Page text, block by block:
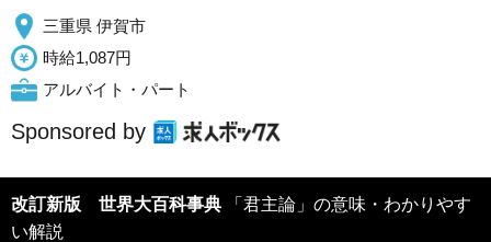
三重県 伊賀市
時給1,087円
アルバイト・パート
Sponsored by
改訂新版 世界大百科事典 「君主論」の意味・わかりやす
い解説